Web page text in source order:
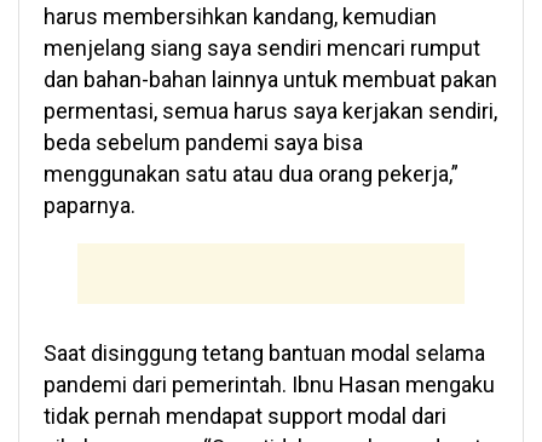
harus membersihkan kandang, kemudian
menjelang siang saya sendiri mencari rumput
dan bahan-bahan lainnya untuk membuat pakan
permentasi, semua harus saya kerjakan sendiri,
beda sebelum pandemi saya bisa
menggunakan satu atau dua orang pekerja,”
paparnya.
Saat disinggung tetang bantuan modal selama
pandemi dari pemerintah. Ibnu Hasan mengaku
tidak pernah mendapat support modal dari